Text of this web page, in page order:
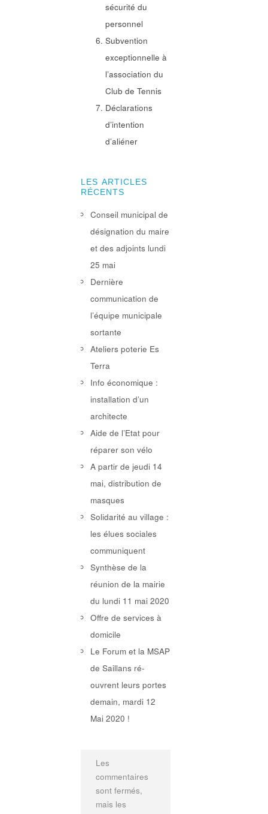
sécurité du
personnel
Subvention
exceptionnelle à
l’association du
Club de Tennis
Déclarations
d’intention
d’aliéner
LES ARTICLES
RÉCENTS
Conseil municipal de
désignation du maire
et des adjoints lundi
25 mai
Dernière
communication de
l’équipe municipale
sortante
Ateliers poterie Es
Terra
Info économique :
installation d’un
architecte
Aide de l’Etat pour
réparer son vélo
A partir de jeudi 14
mai, distribution de
masques
Solidarité au village :
les élues sociales
communiquent
Synthèse de la
réunion de la mairie
du lundi 11 mai 2020
Offre de services à
domicile
Le Forum et la MSAP
de Saillans ré-
ouvrent leurs portes
demain, mardi 12
Mai 2020 !
Les
commentaires
sont fermés,
mais les